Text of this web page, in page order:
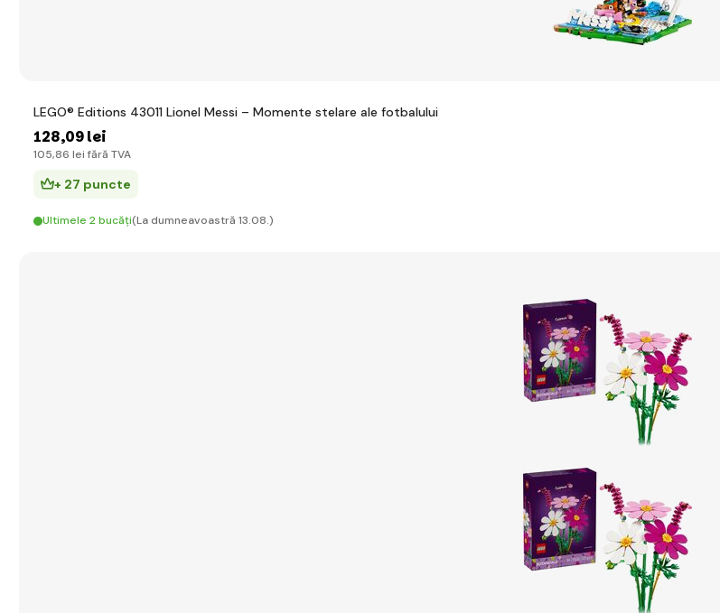
LEGO® Editions 43011 Lionel Messi – Momente stelare ale fotbalului
128,09 lei
105,86 lei fără TVA
+ 27 puncte
Ultimele 2 bucăți(La dumneavoastră 13.08.)